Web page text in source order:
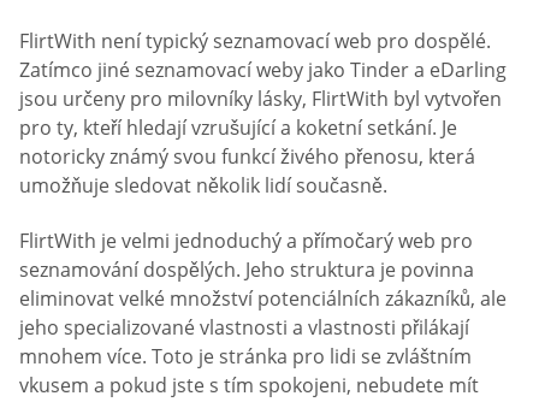
FlirtWith není typický seznamovací web pro dospělé.
Zatímco jiné seznamovací weby jako Tinder a eDarling
jsou určeny pro milovníky lásky, FlirtWith byl vytvořen
pro ty, kteří hledají vzrušující a koketní setkání. Je
notoricky známý svou funkcí živého přenosu, která
umožňuje sledovat několik lidí současně.
FlirtWith je velmi jednoduchý a přímočarý web pro
seznamování dospělých. Jeho struktura je povinna
eliminovat velké množství potenciálních zákazníků, ale
jeho specializované vlastnosti a vlastnosti přilákají
mnohem více. Toto je stránka pro lidi se zvláštním
vkusem a pokud jste s tím spokojeni, nebudete mít